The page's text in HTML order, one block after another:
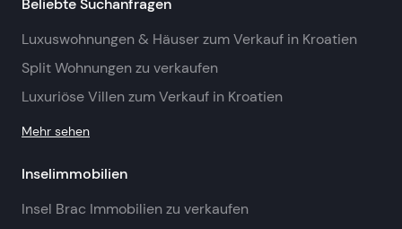
Beliebte Suchanfragen
Luxuswohnungen & Häuser zum Verkauf in Kroatien
Split Wohnungen zu verkaufen
Luxuriöse Villen zum Verkauf in Kroatien
Mehr sehen
Inselimmobilien
Insel Brac Immobilien zu verkaufen